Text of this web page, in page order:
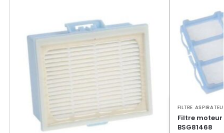
BOSCH
BOSCH BGB7332S/10
BOSCH
BOSCH BGB7530/08
BOSCH
BOSCH BGB7530/10
BOSCH
BOSCH BGB8A32W/08
BOSCH
BOSCH BGB8A32W/10
BOSCH BGB8M435/08
FILTRE
Filtre moteur
BSG81468